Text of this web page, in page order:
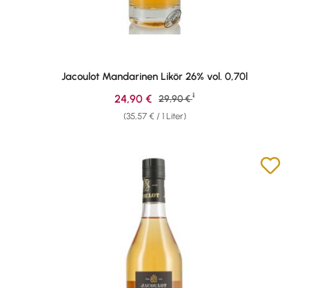
Jacoulot Mandarinen Likör 26% vol. 0,70l
(35,57 € / 1 Liter)
Verkaufspreis:
24,90 € Regulärer Preis:
29,90 € 1